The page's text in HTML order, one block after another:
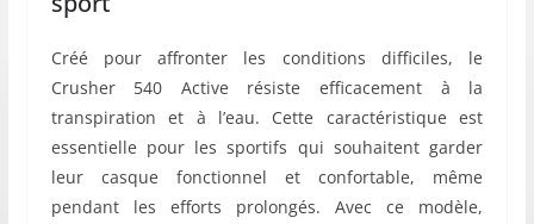
Créé pour affronter les conditions difficiles, le
Crusher 540 Active résiste efficacement à la
transpiration et à l’eau. Cette caractéristique est
essentielle pour les sportifs qui souhaitent garder
leur casque fonctionnel et confortable, même
pendant les efforts prolongés. Avec ce modèle,